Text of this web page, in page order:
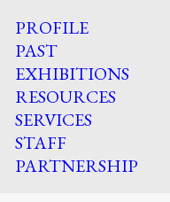
PROFILE
PAST
EXHIBITIONS
RESOURCES
SERVICES
STAFF
PARTNERSHIP